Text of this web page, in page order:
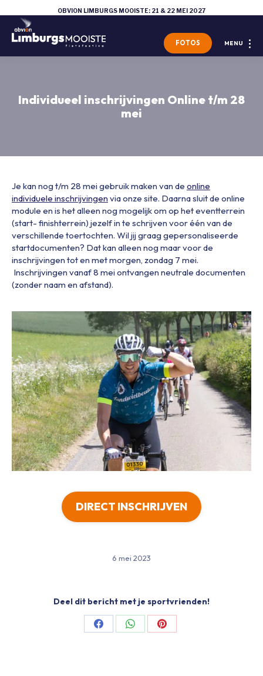
OBVION LIMBURGS MOOISTE: 21 & 22 MEI 2027
MENU
FOTOS
Individueel inschrijvingen Online t/m 28
mei
Je kan nog t/m 28 mei gebruik maken van de online
individuele inschrijvingen via onze site. Daarna sluit de online
module en is het alleen nog mogelijk om op het eventterrein
(start- finishterrein) jezelf in te schrijven voor één van de
verschillende toertochten. Wil jij graag gepersonaliseerde
startdocumenten? Dat kan alleen nog maar voor de
inschrijvingen tot en met morgen, zondag 7 mei.
Inschrijvingen vanaf 8 mei ontvangen neutrale documenten
(zonder naam en afstand).
DIRECT INSCHRIJVEN
6 mei 2023
Deel dit bericht met je sportvrienden!
Share
Share
Share